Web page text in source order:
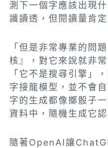
測下一個字應該出現
識讀透，但閱讀量肯
「但是非常專業的問
核』，對它來說就非
「它不是搜尋引擎」
字接龍模型，並不會
字的生成都像擲骰子
資料中，隨機生成它
隨著OpenAI讓